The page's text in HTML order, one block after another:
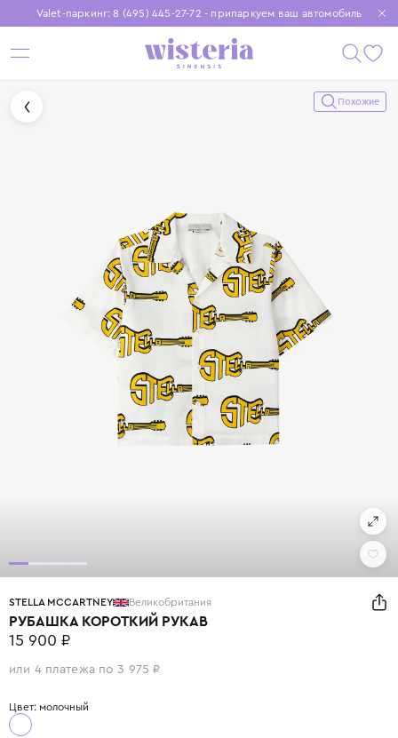
Valet-паркинг: 8 (495) 445-27-72 - припаркуем ваш автомобиль
Бесплатная доставка при заказе от 15 000 ₽
Установите приложение, чтобы покупки были еще удобнее
Похожие
STELLA MCCARTNEY Великобритания
РУБАШКА КОРОТКИЙ РУКАВ
15 900 ₽
или 4 платежа по 3 975 ₽
Цвет: молочный